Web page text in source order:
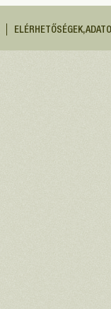
ELÉRHETŐSÉGEK,